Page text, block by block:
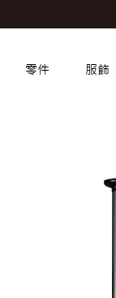
零件 服飾